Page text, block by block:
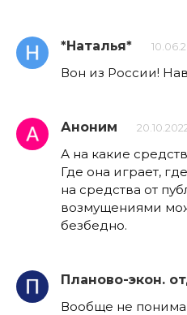
*Наталья*
Вон из России!
Аноним
А на какие
Где она играет,
на средства от
возмущениями
безбедно.
Планово-экон.
Вообще не